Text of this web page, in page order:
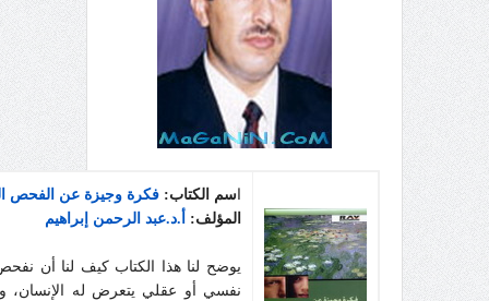
سم الكتاب: فكرة وجيزة عن الفحص
المؤلف:
أ.د.عبد الرحمن إبراهيم
يوضح لنا هذا الكتاب كيف لنا أن
نفسي أو عقلي يتعرض له الإنسان،